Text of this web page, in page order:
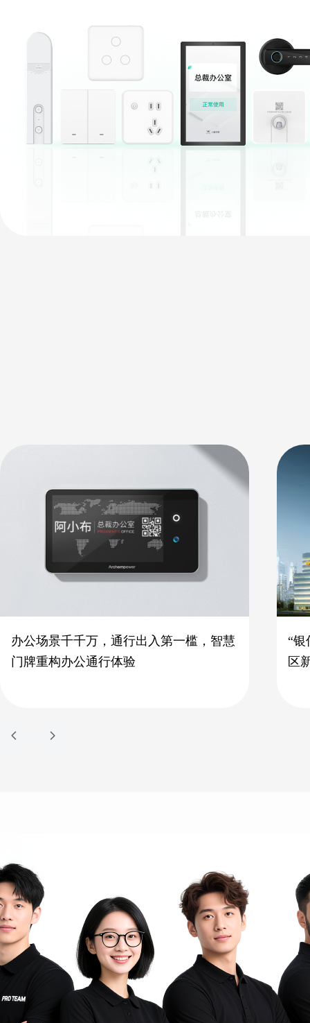
办公场景千千万，通行出入第一槛，智慧
门牌重构办公通行体验
“银
区
넳 넲